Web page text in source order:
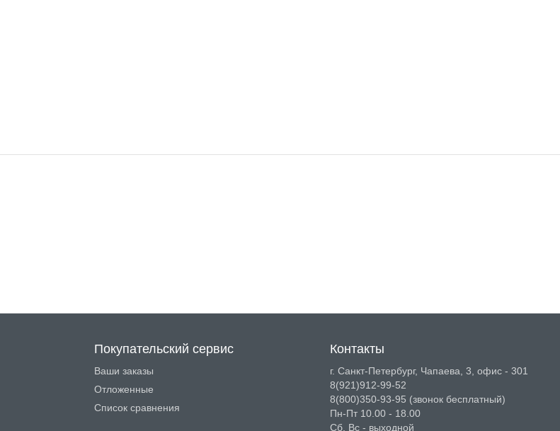
Покупательский сервис
Ваши заказы
Отложенные
Список сравнения
Контакты
г. Санкт-Петербург, Чапаева, 3, офис - 301
8(921)912-99-52
8(800)350-93-95 (звонок бесплатный)
Пн-Пт 10.00 - 18.00
Сб, Вс - выходной